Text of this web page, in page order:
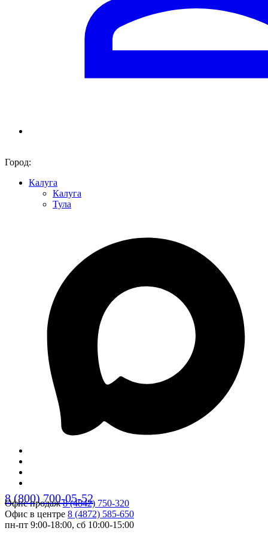
Город:
Калуга
Калуга
Тула
8 (800) 700-05-52
Офис продаж8 (4842) 750-320
Офис в центре 8 (4872) 585-650
пн-пт 9:00-18:00, сб 10:00-15:00